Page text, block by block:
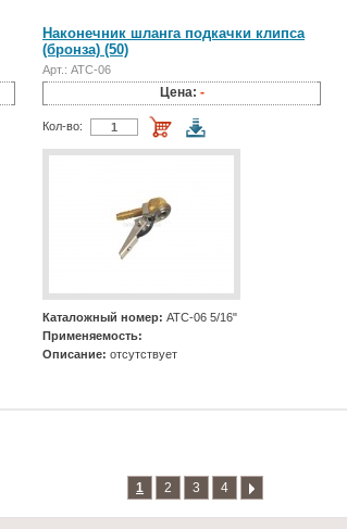
Наконечник шланга подкачки клипса
(бронза) (50)
Арт.: АТС-06
Цена: -
Кол-во:
Каталожный номер: АТС-06 5/16"
Применяемость:
Описание: отсутствует
1 2 3 4